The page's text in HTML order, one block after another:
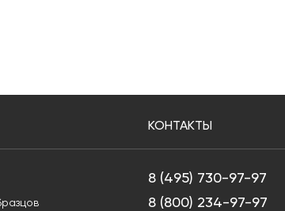
КОНТАКТЫ
8 (495) 730-97-97
8 (800) 234-97-97